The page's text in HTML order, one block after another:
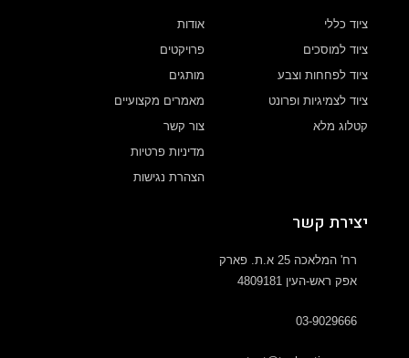
ציוד כללי
ציוד למוסכים
ציוד לפחחות וצבע
ציוד לצמיגיות ופרונט
קטלוג מלא
אודות
פרויקטים
מותגים
מאמרים מקצועיים
צור קשר
מדיניות פרטיות
הצהרת נגישות
יצירת קשר
רח' המלאכה 25 א.ת. פארק
אפק ראש-העין 4809181
03-9029666